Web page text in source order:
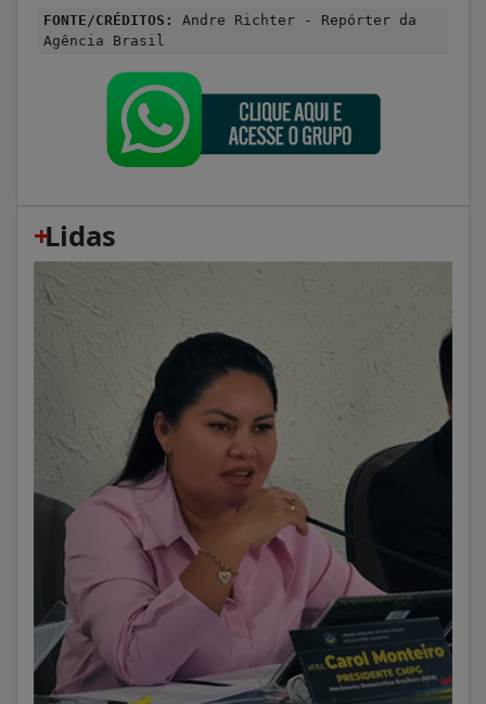
FONTE/CRÉDITOS:
Andre Richter - Repórter da
Agência Brasil
+
Lidas